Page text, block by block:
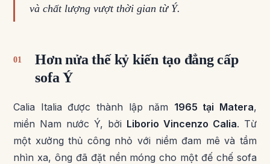
và chất lượng vượt thời gian từ Ý.
01
Hơn nửa thế kỷ kiến tạo đẳng cấp
sofa Ý
Calia Italia được thành lập năm 1965 tại Matera,
miền Nam nước Ý, bởi Liborio Vincenzo Calia. Từ
một xưởng thủ công nhỏ với niềm đam mê và tầm
nhìn xa, ông đã đặt nền móng cho một đế chế sofa